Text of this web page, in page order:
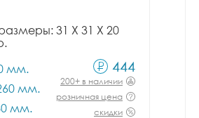
31 X 31 X 20
мм.
мм.
мм.
444
200+ в наличии
розничная цена
скидки